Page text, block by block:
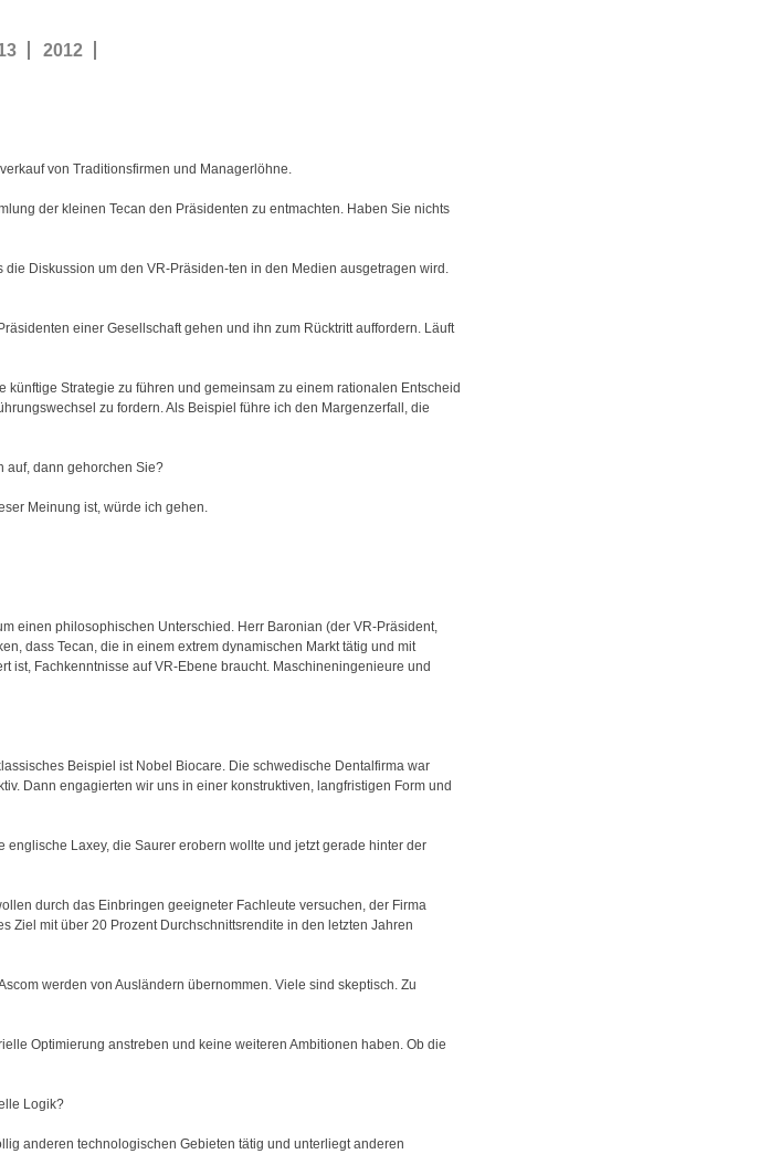
2012
von Traditionsfirmen und Managerlöhne.
der kleinen Tecan den Präsidenten zu entmachten. Haben Sie nichts
Diskussion um den VR-Präsiden-ten in den Medien ausgetragen wird.
einer Gesellschaft gehen und ihn zum Rücktritt auffordern. Läuft
Strategie zu führen und gemeinsam zu einem rationalen Entscheid
zu fordern. Als Beispiel führe ich den Margenzerfall, die
auf, dann gehorchen Sie?
Meinung ist, würde ich gehen.
einen philosophischen Unterschied. Herr Baronian (der VR-Präsident,
dass Tecan, die in einem extrem dynamischen Markt tätig und mit
Fachkenntnisse auf VR-Ebene braucht. Maschineningenieure und
Beispiel ist Nobel Biocare. Die schwedische Dentalfirma war
Dann engagierten wir uns in einer konstruktiven, langfristigen Form und
Laxey, die Saurer erobern wollte und jetzt gerade hinter der
durch das Einbringen geeigneter Fachleute versuchen, der Firma
Ziel mit über 20 Prozent Durchschnittsrendite in den letzten Jahren
werden von Ausländern übernommen. Viele sind skeptisch. Zu
Optimierung anstreben und keine weiteren Ambitionen haben. Ob die
Logik?
anderen technologischen Gebieten tätig und unterliegt anderen